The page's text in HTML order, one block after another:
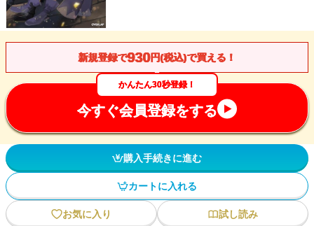
新規登録で930円(税込)で買える！
かんたん30秒登録！
今すぐ会員登録をする
購入手続きに進む
カートに入れる
お気に入り
試し読み